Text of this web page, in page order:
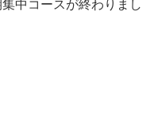
中コースが終わりまし